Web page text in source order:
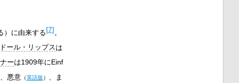
）に由来する[7]。
ール・リップスは
ーは1909年にEinf
、 悪意（英語版）
、ま